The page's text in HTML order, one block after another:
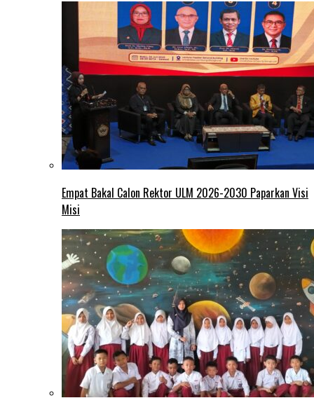
Empat Bakal Calon Rektor ULM 2026-2030 Paparkan Visi
Misi